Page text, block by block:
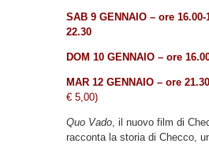
SAB 9 GENNAIO – ore 16.00-
22.30
DOM 10 GENNAIO – ore
MAR 12 GENNAIO – ore 21.30
€ 5,00)
Quo Vado , il nuovo film di
racconta la storia di Checco,